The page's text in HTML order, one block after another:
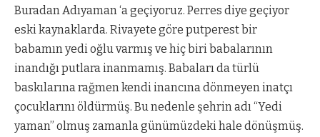
Buradan Adıyaman ‘a geçiyoruz. Perres diye geçiyor
eski kaynaklarda. Rivayete göre putperest bir
babamın yedi oğlu varmış ve hiç biri babalarının
inandığı putlara inanmamış. Babaları da türlü
baskılarına rağmen kendi inancına dönmeyen inatçı
çocuklarını öldürmüş. Bu nedenle şehrin adı “Yedi
yaman” olmuş zamanla günümüzdeki hale dönüşmüş.